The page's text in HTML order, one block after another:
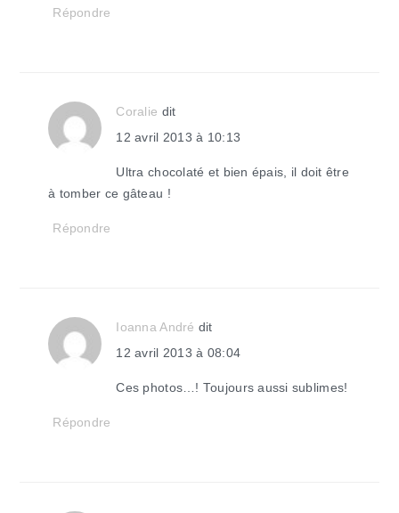
Répondre
Coralie dit
12 avril 2013 à 10:13
Ultra chocolaté et bien épais, il doit être
à tomber ce gâteau !
Répondre
Ioanna André dit
12 avril 2013 à 08:04
Ces photos…! Toujours aussi sublimes!
Répondre